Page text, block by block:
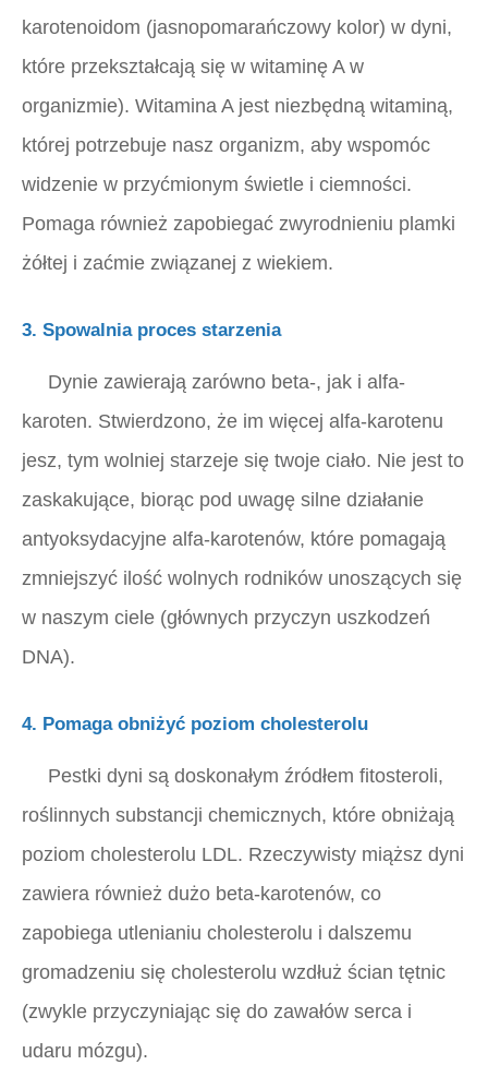
karotenoidom (jasnopomarańczowy kolor) w dyni,
które przekształcają się w witaminę A w
organizmie). Witamina A jest niezbędną witaminą,
której potrzebuje nasz organizm, aby wspomóc
widzenie w przyćmionym świetle i ciemności.
Pomaga również zapobiegać zwyrodnieniu plamki
żółtej i zaćmie związanej z wiekiem.
3. Spowalnia proces starzenia
Dynie zawierają zarówno beta-, jak i alfa-
karoten. Stwierdzono, że im więcej alfa-karotenu
jesz, tym wolniej starzeje się twoje ciało. Nie jest to
zaskakujące, biorąc pod uwagę silne działanie
antyoksydacyjne alfa-karotenów, które pomagają
zmniejszyć ilość wolnych rodników unoszących się
w naszym ciele (głównych przyczyn uszkodzeń
DNA).
4. Pomaga obniżyć poziom cholesterolu
Pestki dyni są doskonałym źródłem fitosteroli,
roślinnych substancji chemicznych, które obniżają
poziom cholesterolu LDL. Rzeczywisty miąższ dyni
zawiera również dużo beta-karotenów, co
zapobiega utlenianiu cholesterolu i dalszemu
gromadzeniu się cholesterolu wzdłuż ścian tętnic
(zwykle przyczyniając się do zawałów serca i
udaru mózgu).